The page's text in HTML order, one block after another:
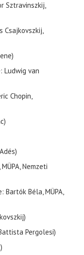
Sztravinszkij,
Csajkovszkij,
Ludwig van
Chopin,
Nemzeti
Bartók Béla, MÜPA,
Pergolesi)